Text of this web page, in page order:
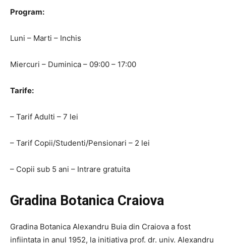
Program:
Luni – Marti – Inchis
Miercuri – Duminica – 09:00 – 17:00
Tarife:
– Tarif Adulti – 7 lei
– Tarif Copii/Studenti/Pensionari – 2 lei
– Copii sub 5 ani – Intrare gratuita
Gradina Botanica Craiova
Gradina Botanica Alexandru Buia din Craiova a fost
infiintata in anul 1952, la initiativa prof. dr. univ. Alexandru